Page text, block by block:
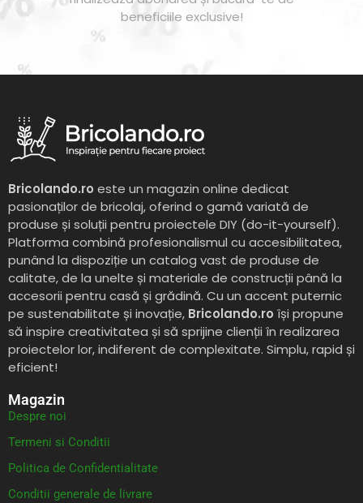
beneficiile exclusive!
Bricolando.ro este un magazin online dedicat
pasionaților de bricolaj, oferind o gamă variată de
produse și soluții pentru proiectele DIY (do-it-yourself).
Platforma combină profesionalismul cu accesibilitatea,
punând la dispoziție un catalog vast de produse de
calitate, de la unelte și materiale de construcții până la
accesorii pentru casă și grădină. Cu un accent puternic
pe sustenabilitate și inovație, Bricolando.ro își propune
să inspire creativitatea și să sprijine clienții în realizarea
proiectelor lor, indiferent de complexitate. Simplu, rapid și
eficient!
Magazin
Despre noi
Termeni si Conditii
Politica de Confidentialitate
Conditii generale de livrare